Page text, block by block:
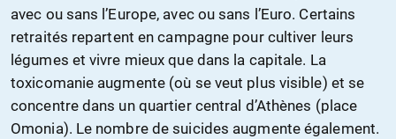
avec ou sans l’Europe, avec ou sans l’Euro. Certains
retraités repartent en campagne pour cultiver leurs
légumes et vivre mieux que dans la capitale. La
toxicomanie augmente (où se veut plus visible) et se
concentre dans un quartier central d’Athènes (place
Omonia). Le nombre de suicides augmente également.